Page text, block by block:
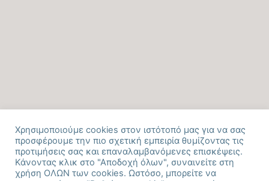
Χρησιμοποιούμε cookies στον ιστότοπό μας για να σας
προσφέρουμε την πιο σχετική εμπειρία θυμίζοντας τις
προτιμήσεις σας και επαναλαμβανόμενες επισκέψεις.
Κάνοντας κλικ στο "Αποδοχή όλων", συναινείτε στη
χρήση ΟΛΩΝ των cookies. Ωστόσο, μπορείτε να